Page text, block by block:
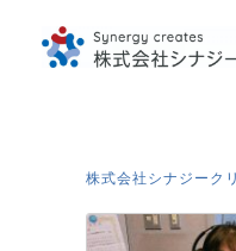
株式会社シナジーク